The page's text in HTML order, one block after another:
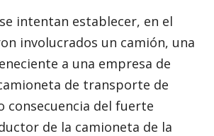
intentan establecer, en el
involucrados un camión, una
a una empresa de
de transporte de
consecuencia del fuerte
de la camioneta de la